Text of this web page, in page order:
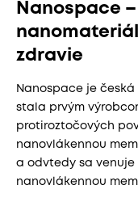
Nanospace
zdravie
Nanospace je česká
stala prvým
protiroztočových
nanovlákennou
a odvtedy sa
nanovlákennou